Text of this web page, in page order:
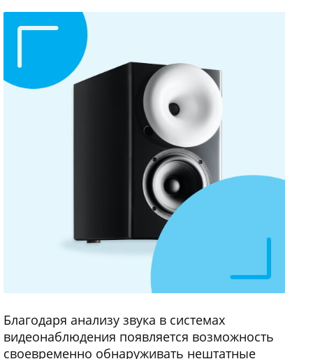
Благодаря анализу звука в системах
видеонаблюдения появляется возможность
своевременно обнаруживать нештатные